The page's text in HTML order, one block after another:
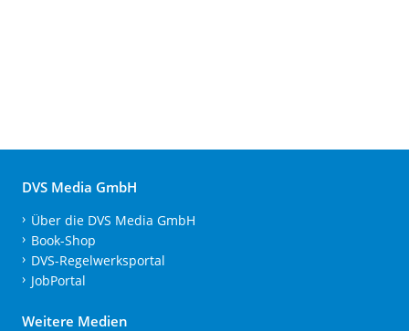
DVS Media GmbH
Über die DVS Media GmbH
Book-Shop
DVS-Regelwerksportal
JobPortal
Weitere Medien